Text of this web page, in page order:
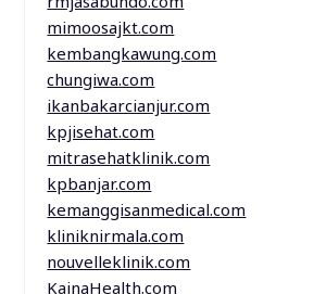
mimoosajkt.com
kembangkawung.com
chungiwa.com
ikanbakarcianjur.com
kpjisehat.com
mitrasehatklinik.com
kpbanjar.com
kemanggisanmedical.com
kliniknirmala.com
nouvelleklinik.com
KainaHealth.com